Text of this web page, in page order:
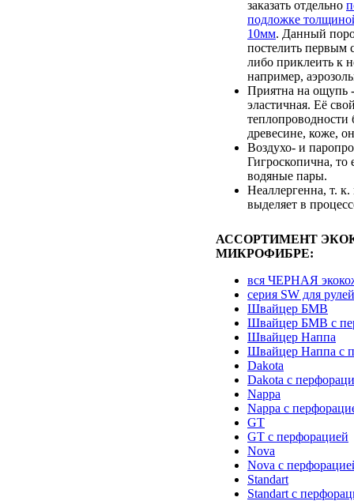
заказать отдельно
подложке
10мм. Данный
постелить первым
либо приклеить к
например,
Приятна на ощупь
эластичная. Её
теплопроводности
древесине, коже,
Воздухо- и
Гигроскопична, то
водяные пары.
Неаллергенна, т. к.
выделяет в
АССОРТИМЕНТ
МИКРОФИБРЕ:
вся ЧЕРНАЯ
серия SW для
Швайцер БМВ
Швайцер БМВ с
Швайцер Наппа
Швайцер Наппа с
Dakota
Dakota с
Nappa
Nappa с
GT
GT с перфорацией
Nova
Nova с
Standart
Standart с